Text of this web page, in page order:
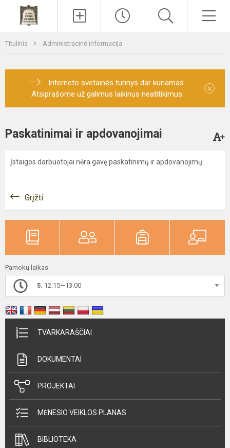
Titulinis Administracinė informacija
Interneto svetainės turinys dar kuriamas.
Atsiprašome už galimus laikinus neatitikimus.
×
Paskatinimai ir apdovanojimai
Įstaigos darbuotojai nėra gavę paskatinimų ir apdovanojimų.
Grįžti
Pamokų laikas
5. 12.15—13.00
TVARKARAŠČIAI
DOKUMENTAI
PROJEKTAI
MĖNESIO VEIKLOS PLANAS
BIBLIOTEKA